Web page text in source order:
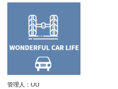
管理人：UU